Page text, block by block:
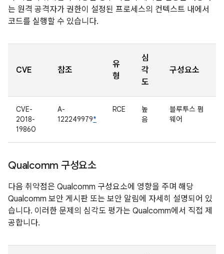
는 원격 공격자가 권한이 설정된 프로세스의 컨텍스트 내에서
코드를 실행할 수 있습니다.
CVE 참조
유
형
심
각
도
구성요소
CVE-
2018-
19860
A-
122249979*
RCE
높
음
블루투스 펌
웨어
Qualcomm 구성요소
다음 취약점은 Qualcomm 구성요소에 영향을 주며 해당
Qualcomm 보안 게시판 또는 보안 알림에 자세히 설명되어 있
습니다. 이러한 문제의 심각도 평가는 Qualcomm에서 직접 제
공합니다.